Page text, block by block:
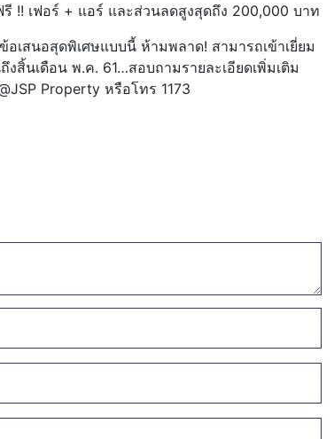
!! เฟอร์ + แอร์ และส่วนลดสูงสุดถึง 200,000 บาท
เสนอสุดพิเศษแบบนี้ ห้ามพลาด! สามารถเข้าเยี่ยม
สิ้นเดือน พ.ค. 61…สอบถามรายละเอียดเพิ่มเติม
Property หรือโทร 1173